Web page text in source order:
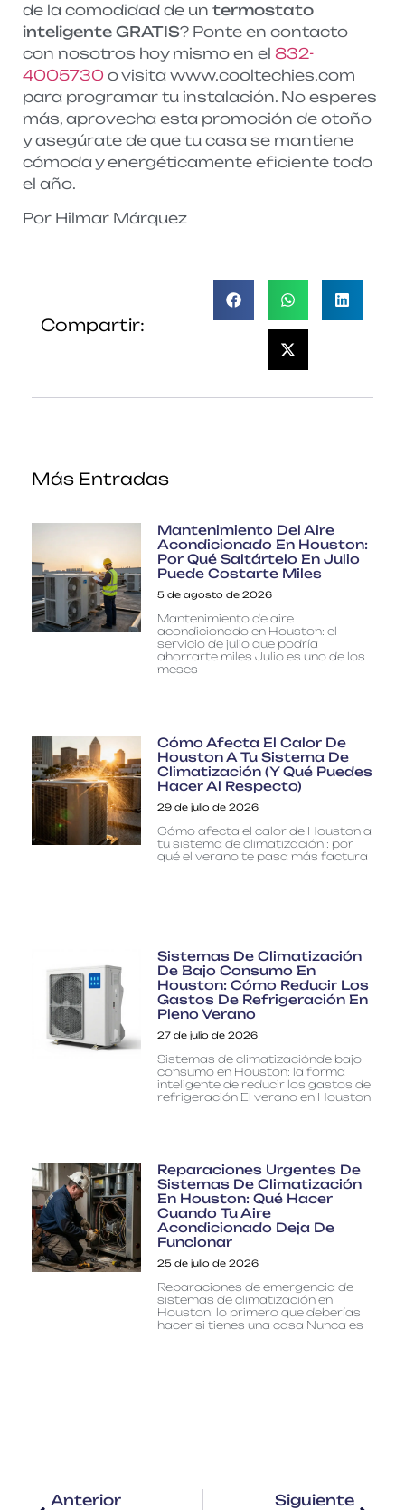
de la comodidad de un termostato
inteligente GRATIS? Ponte en contacto
con nosotros hoy mismo en el 832-
4005730 o visita www.cooltechies.com
para programar tu instalación. No esperes
más, aprovecha esta promoción de otoño
y asegúrate de que tu casa se mantiene
cómoda y energéticamente eficiente todo
el año.
Por Hilmar Márquez
Compartir:
Más Entradas
Mantenimiento Del Aire
Acondicionado En Houston:
Por Qué Saltártelo En Julio
Puede Costarte Miles
5 de agosto de 2026
Mantenimiento de aire
acondicionado en Houston: el
servicio de julio que podría
ahorrarte miles Julio es uno de los
meses
Cómo Afecta El Calor De
Houston A Tu Sistema De
Climatización (y Qué Puedes
Hacer Al Respecto)
29 de julio de 2026
Cómo afecta el calor de Houston a
tu sistema de climatización : por
qué el verano te pasa más factura
Sistemas De Climatización
De Bajo Consumo En
Houston: Cómo Reducir Los
Gastos De Refrigeración En
Pleno Verano
27 de julio de 2026
Sistemas de climatizaciónde bajo
consumo en Houston: la forma
inteligente de reducir los gastos de
refrigeración El verano en Houston
Reparaciones Urgentes De
Sistemas De Climatización
En Houston: Qué Hacer
Cuando Tu Aire
Acondicionado Deja De
Funcionar
25 de julio de 2026
Reparaciones de emergencia de
sistemas de climatización en
Houston: lo primero que deberías
hacer si tienes una casa Nunca es
Anterior Siguiente